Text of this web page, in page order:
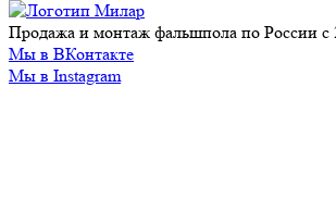
Продажа и монтаж фальшпола по России с
Мы в ВКонтакте
Мы в Instagram